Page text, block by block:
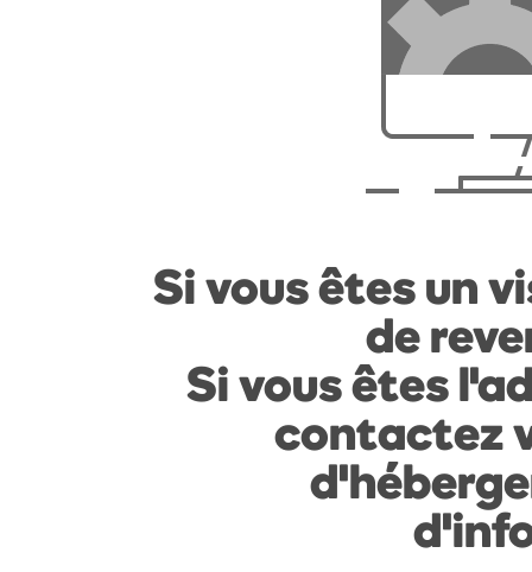
Si vous êtes un
de
Si vous êtes
contactez